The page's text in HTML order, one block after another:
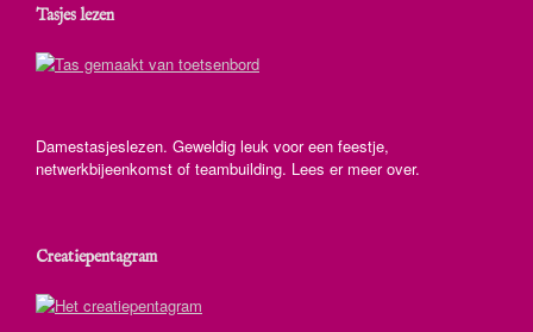
Tasjes lezen
Damestasjeslezen. Geweldig leuk voor een feestje,
netwerkbijeenkomst of teambuilding. Lees er meer over.
Creatiepentagram